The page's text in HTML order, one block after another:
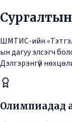
Сургалтын
ШМТИС-ийн
ын дагуу элсэгч
Дэлгэрэнгүй
Олимпиадад